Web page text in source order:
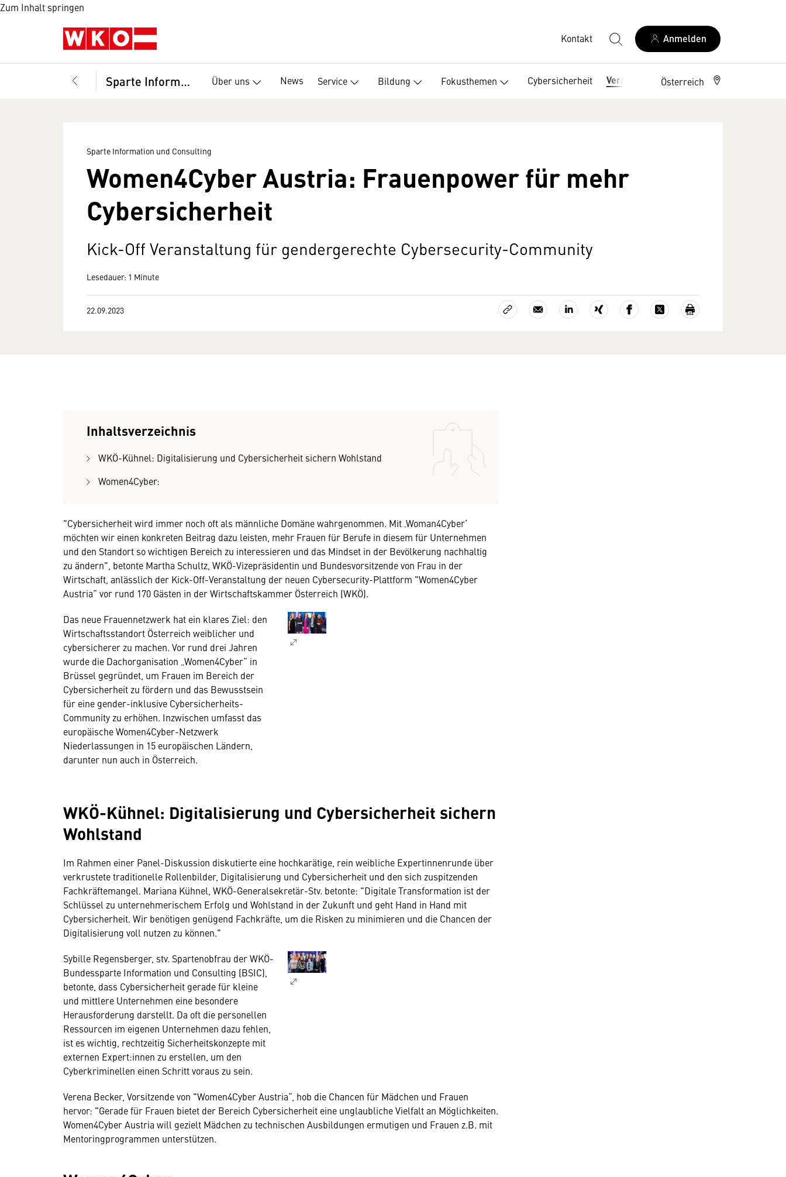
Zum Inhalt springen
Kontakt Anmelden
Sparte Information und Consulting Über uns News Service Bildung Fokusthemen Cybersicherheit VeranstaltungenÖsterreich
Sparte Information und Consulting
Women4Cyber Austria: Frauenpower für mehr
Cybersicherheit
Kick-Off Veranstaltung für gendergerechte Cybersecurity-Community
Lesedauer: 1 Minute
22.09.2023
Inhaltsverzeichnis
WKÖ-Kühnel: Digitalisierung und Cybersicherheit sichern Wohlstand
Women4Cyber:
"Cybersicherheit wird immer noch oft als männliche Domäne wahrgenommen. Mit ‚Woman4Cyber‘
möchten wir einen konkreten Beitrag dazu leisten, mehr Frauen für Berufe in diesem für Unternehmen
und den Standort so wichtigen Bereich zu interessieren und das Mindset in der Bevölkerung nachhaltig
zu ändern", betonte Martha Schultz, WKÖ-Vizepräsidentin und Bundesvorsitzende von Frau in der
Wirtschaft, anlässlich der Kick-Off-Veranstaltung der neuen Cybersecurity-Plattform "Women4Cyber
Austria“ vor rund 170 Gästen in der Wirtschaftskammer Österreich (WKÖ).
Das neue Frauennetzwerk hat ein klares Ziel: den
Wirtschaftsstandort Österreich weiblicher und
cybersicherer zu machen. Vor rund drei Jahren
wurde die Dachorganisation „Women4Cyber“ in
Brüssel gegründet, um Frauen im Bereich der
Cybersicherheit zu fördern und das Bewusstsein
für eine gender-inklusive Cybersicherheits-
Community zu erhöhen. Inzwischen umfasst das
europäische Women4Cyber-Netzwerk
Niederlassungen in 15 europäischen Ländern,
darunter nun auch in Österreich.
WKÖ-Kühnel: Digitalisierung und Cybersicherheit sichern
Wohlstand
Im Rahmen einer Panel-Diskussion diskutierte eine hochkarätige, rein weibliche Expertinnenrunde über
verkrustete traditionelle Rollenbilder, Digitalisierung und Cybersicherheit und den sich zuspitzenden
Fachkräftemangel. Mariana Kühnel, WKÖ-Generalsekretär-Stv. betonte: "Digitale Transformation ist der
Schlüssel zu unternehmerischem Erfolg und Wohlstand in der Zukunft und geht Hand in Hand mit
Cybersicherheit. Wir benötigen genügend Fachkräfte, um die Risken zu minimieren und die Chancen der
Digitalisierung voll nutzen zu können."
Sybille Regensberger, stv. Spartenobfrau der WKÖ-
Bundessparte Information und Consulting (BSIC),
betonte, dass Cybersicherheit gerade für kleine
und mittlere Unternehmen eine besondere
Herausforderung darstellt. Da oft die personellen
Ressourcen im eigenen Unternehmen dazu fehlen,
ist es wichtig, rechtzeitig Sicherheitskonzepte mit
externen Expert:innen zu erstellen, um den
Cyberkriminellen einen Schritt voraus zu sein.
Verena Becker, Vorsitzende von "Women4Cyber Austria“, hob die Chancen für Mädchen und Frauen
hervor: "Gerade für Frauen bietet der Bereich Cybersicherheit eine unglaubliche Vielfalt an Möglichkeiten.
Women4Cyber Austria will gezielt Mädchen zu technischen Ausbildungen ermutigen und Frauen z.B. mit
Mentoringprogrammen unterstützen.
benötigen wir allerdings Ihre
Zustimmung, da Ihr Browser
personenbezogene technische Daten